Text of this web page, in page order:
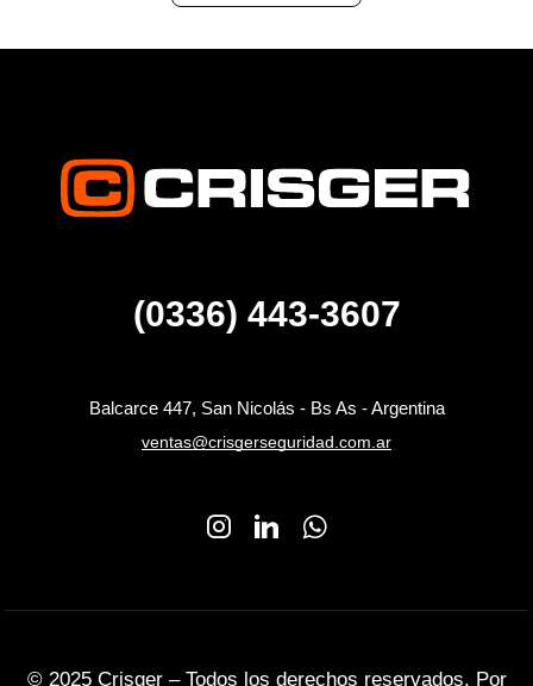
(0336) 443-3607
Balcarce 447, San Nicolás - Bs As - Argentina
ventas@crisgerseguridad.com.ar
© 2025 Crisger – Todos los derechos reservados. Por